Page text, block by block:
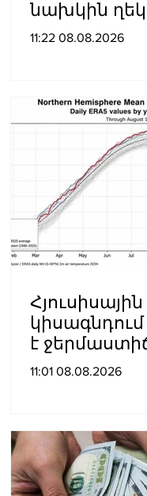
նախկին
նախկին
11:22 08.08.2026
Հյուսիսային
կիսագնդում
է
նոր ռեկորդ․
11:01 08.08.2026